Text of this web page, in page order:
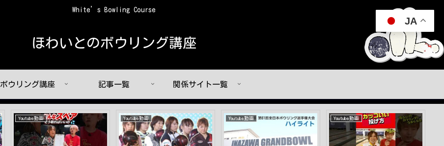
White’s Bowling Course
ほわいとのボウリング講座
ボウリング講座 記事一覧 関係サイト一覧
Youtube動画 Youtube動画 Youtube動画 Youtube動画
JA